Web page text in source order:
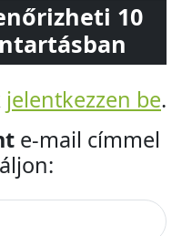
10
jelentkezzen be.
e-mail címmel